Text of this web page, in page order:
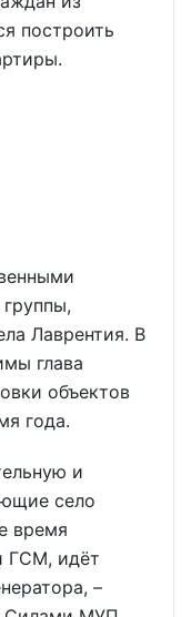
построить
Лаврентия. В
глава
объектов
года.
и
село
время
ГСМ, идёт
–